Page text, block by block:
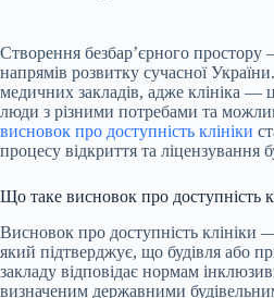
Створення безбар’єрного
напрямів розвитку сучасної
медичних закладів, адже клініка —
люди з різними потребами та
висновок про доступність клініки
процесу відкриття та ліцензування
Що таке висновок про доступність
Висновок про доступність клініки
який підтверджує, що будівля або
закладу відповідає нормам
визначеним державними